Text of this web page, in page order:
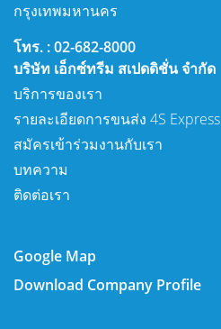
กรุงเทพมหานคร
โทร. : 02-682-8000
บริษัท เอ็กซ์ทรีม สเปดดิชั่น จำกัด
บริการของเรา
รายละเอียดการขนส่ง 4S Express
สมัครเข้าร่วมงานกับเรา
บทความ
ติดต่อเรา
Google Map
Download Company Profile